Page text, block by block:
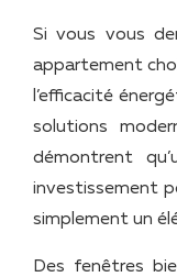
Si vous vous
appartement
l’efficacité
solutions
démontrent
investissement
simplement un
Des fenêtres